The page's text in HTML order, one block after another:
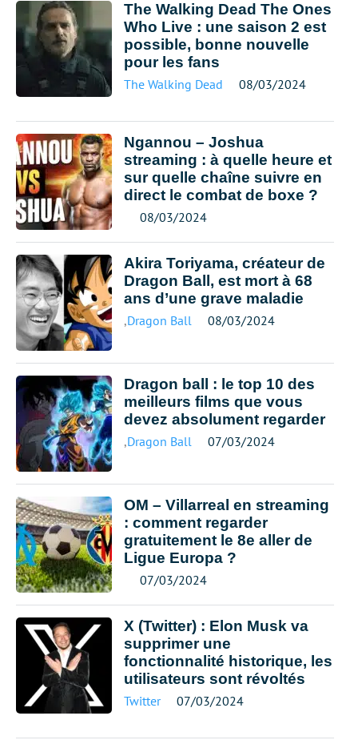
The Walking Dead The Ones
Who Live : une saison 2 est
possible, bonne nouvelle
pour les fans
The Walking Dead 08/03/2024
Ngannou – Joshua
streaming : à quelle heure et
sur quelle chaîne suivre en
direct le combat de boxe ?
08/03/2024
Akira Toriyama, créateur de
Dragon Ball, est mort à 68
ans d’une grave maladie
,Dragon Ball 08/03/2024
Dragon ball : le top 10 des
meilleurs films que vous
devez absolument regarder
,Dragon Ball 07/03/2024
OM – Villarreal en streaming
: comment regarder
gratuitement le 8e aller de
Ligue Europa ?
07/03/2024
X (Twitter) : Elon Musk va
supprimer une
fonctionnalité historique, les
utilisateurs sont révoltés
Twitter 07/03/2024